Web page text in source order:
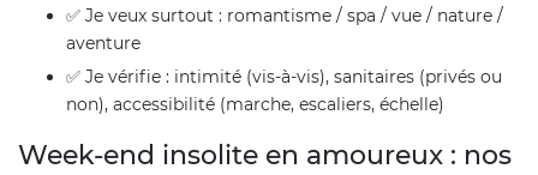
✅ Je veux surtout : romantisme / spa / vue / nature /
aventure
✅ Je vérifie : intimité (vis-à-vis), sanitaires (privés ou
non), accessibilité (marche, escaliers, échelle)
Week-end insolite en amoureux : nos